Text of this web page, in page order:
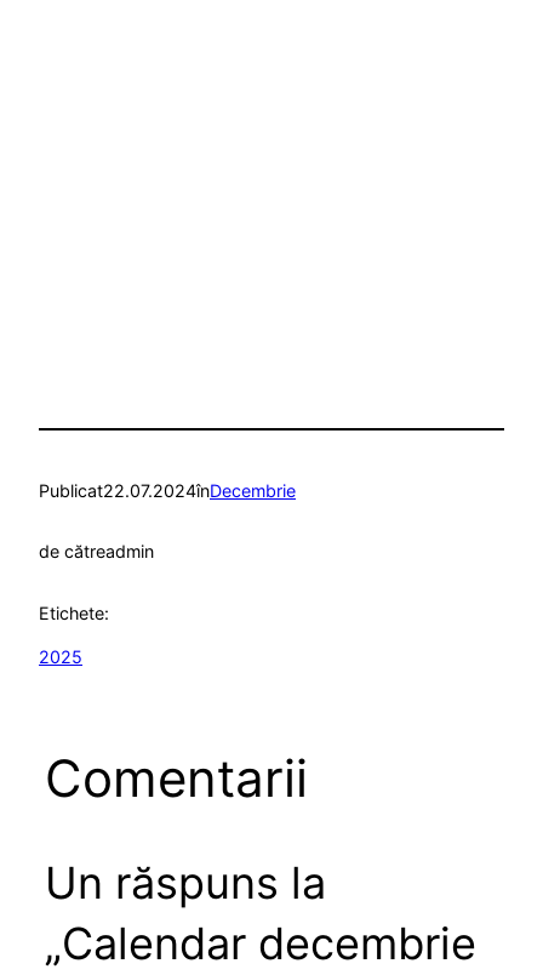
Publicat22.07.2024înDecembrie
de cătreadmin
Etichete:
2025
Comentarii
Un răspuns la
„Calendar decembrie